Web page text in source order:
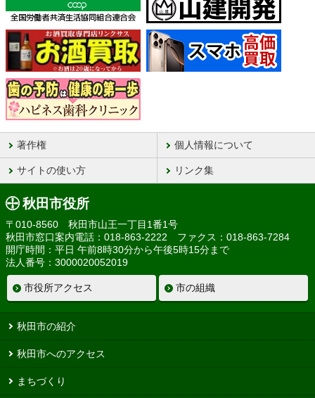
著作権 個人情報について
サイトの使い方 リンク集
秋田市役所
〒010-8560 秋田市山王一丁目1番1号
秋田市窓口案内電話：018-863-2222 ファクス：018-863-7284
開庁時間：平日 午前8時30分から午後5時15分まで
法人番号：3000020052019
市役所アクセス 市の組織
秋田市の紹介
秋田市へのアクセス
まちづくり